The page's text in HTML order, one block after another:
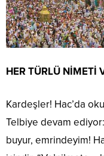
HER TÜRLÜ NİMETİ
Kardeşler! Hac’da
Telbiye devam
buyur, emrindeyim!